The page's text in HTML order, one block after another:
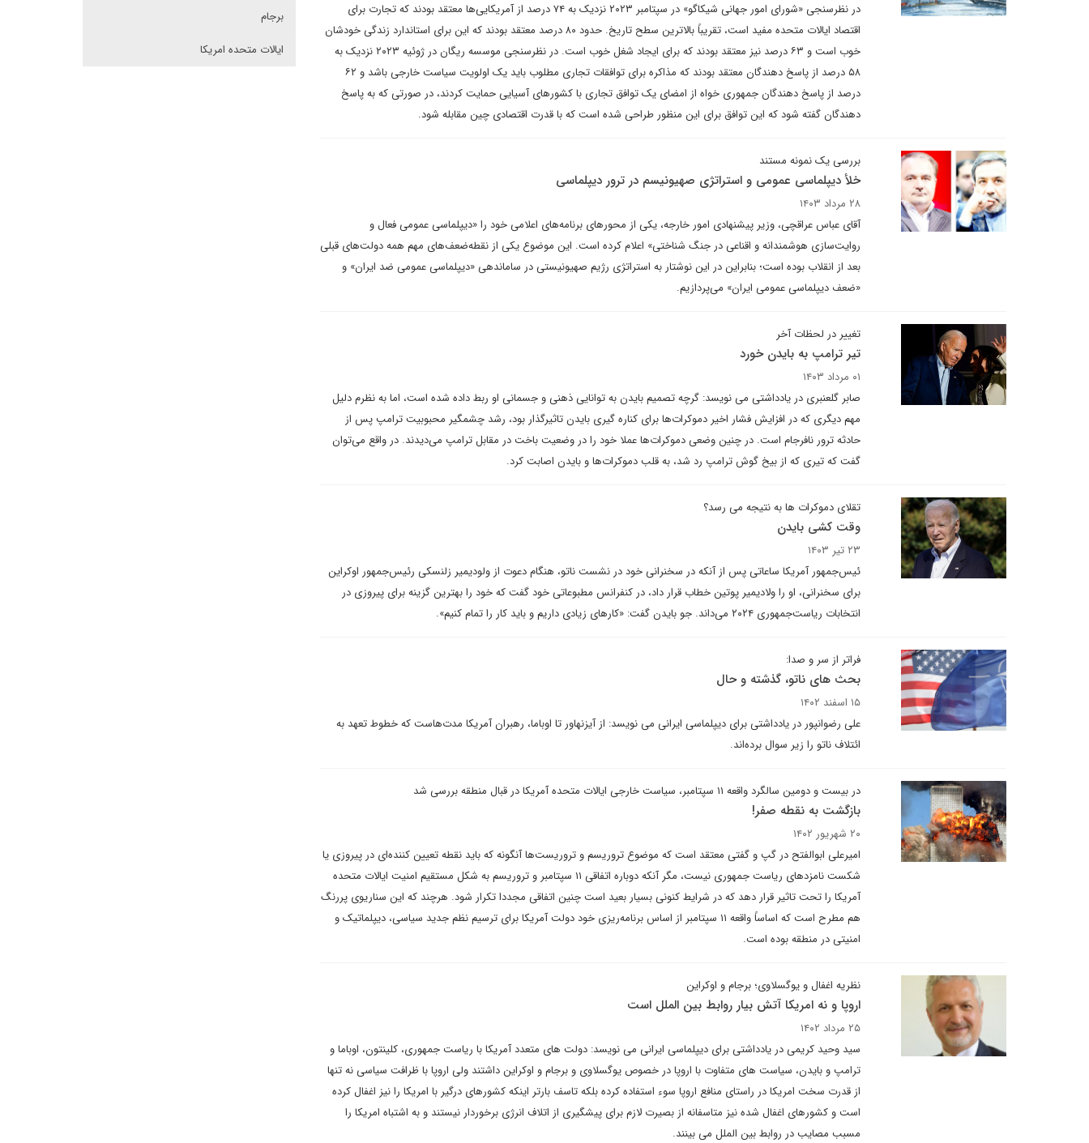
در نظرسنجی «شورای امور جهانی شیکاگو» در سپتامبر ۲۰۲۳ نزدیک به ۷۴ درصد از آمریکایی‌ها معتقد بودند که تجارت برای
اقتصاد ایالات متحده مفید است، تقریباً بالاترین سطح تاریخ. حدود ۸۰ درصد معتقد بودند که این برای استاندارد زندگی خودشان
خوب است و ۶۳ درصد نیز معتقد بودند که برای ایجاد شغل خوب است. در نظرسنجی موسسه ریگان در ژوئیه ۲۰۲۳ نزدیک به
۵۸ درصد از پاسخ دهندگان معتقد بودند که مذاکره برای توافقات تجاری مطلوب باید یک اولویت سیاست خارجی باشد و ۶۲
درصد از پاسخ دهندگان جمهوری خواه از امضای یک توافق تجاری با کشورهای آسیایی حمایت کردند، در صورتی که به پاسخ
دهندگان گفته شود که این توافق برای این منظور طراحی شده است که با قدرت اقتصادی چین مقابله شود.
بررسی یک نمونه مستند
خلأ دیپلماسی عمومی و استراتژی صهیونیسم در ترور دیپلماسی
۲۸ مرداد ۱۴۰۳
آقای عباس عراقچی، وزیر پیشنهادی امور خارجه، یکی از محورهای برنامه‌های اعلامی خود را «دیپلماسی عمومی فعال و
روایت‌سازی هوشمندانه و اقناعی در جنگ شناختی» اعلام کرده است. این موضوع یکی از نقطه‌ضعف‌های مهم همه دولت‌های قبلی
بعد از انقلاب بوده است؛ بنابراین در این نوشتار به استراتژی رژیم صهیونیستی در ساماندهی «دیپلماسی عمومی ضد ایران» و
«ضعف دیپلماسی عمومی ایران» می‌پردازیم.
تغییر در لحظات آخر
تیر ترامپ به بایدن خورد
۰۱ مرداد ۱۴۰۳
صابر گلعنبری در یادداشتی می نویسد: گرچه تصمیم بایدن به توانایی ذهنی و جسمانی او ربط داده شده است، اما به نظرم دلیل
مهم دیگری که در افزایش فشار اخیر دموکرات‌ها برای کناره گیری بایدن تاثیرگذار بود، رشد چشمگیر محبوبیت ترامپ پس از
حادثه ترور نافرجام است. در چنین وضعی دموکرات‌ها عملا خود را در وضعیت باخت در مقابل ترامپ می‌دیدند. در واقع می‌توان
گفت که تیری که از بیخ گوش ترامپ رد شد، به قلب دموکرات‌ها و بایدن اصابت کرد.
تقلای دموکرات ها به نتیجه می رسد؟
وقت کشی بایدن
۲۳ تیر ۱۴۰۳
ئیس‌جمهور آمریکا ساعاتی پس از آنکه در سخنرانی خود در نشست ناتو، هنگام دعوت از ولودیمیر زلنسکی رئیس‌جمهور اوکراین
برای سخنرانی، او را ولادیمیر پوتین خطاب قرار داد، در کنفرانس مطبوعاتی خود گفت که خود را بهترین گزینه برای پیروزی در
انتخابات ریاست‌جمهوری ۲۰۲۴ می‌داند. جو بایدن گفت: «کارهای زیادی داریم و باید کار را تمام کنیم».
فراتر از سر و صدا:
بحث های ناتو، گذشته و حال
۱۵ اسفند ۱۴۰۲
علی رضوانپور در یادداشتی برای دیپلماسی ایرانی می نویسد: از آیزنهاور تا اوباما، رهبران آمریکا مدت‌هاست که خطوط تعهد به
ائتلاف ناتو را زیر سوال برده‌اند.
در بیست و دومین سالگرد واقعه ۱۱ سپتامبر، سیاست خارجی ایالات متحده آمریکا در قبال منطقه بررسی شد
بازگشت به نقطه صفر!
۲۰ شهریور ۱۴۰۲
امیرعلی ابوالفتح در گپ و گفتی معتقد است که موضوع تروریسم و تروریست‌ها آنگونه که باید نقطه تعیین کننده‌ای در پیروزی یا
شکست نامزدهای ریاست جمهوری نیست، مگر آنکه دوباره اتفاقی ۱۱ سپتامبر و تروریسم به شکل مستقیم امنیت ایالات متحده
آمریکا را تحت تاثیر قرار دهد که در شرایط کنونی بسیار بعید است چنین اتفاقی مجددا تکرار شود. هرچند که این سناریوی پررنگ
هم مطرح است که اساساً واقعه ۱۱ سپتامبر از اساس برنامه‌ریزی خود دولت آمریکا برای ترسیم نظم جدید سیاسی، دیپلماتیک و
امنیتی در منطقه بوده است.
نظریه اغفال و یوگسلاوی؛ برجام و اوکراین
اروپا و نه امریکا آتش بیار روابط بین الملل است
۲۵ مرداد ۱۴۰۲
سید وحید کریمی در یادداشتی برای دیپلماسی ایرانی می نویسد: دولت های متعدد آمریکا با ریاست جمهوری، کلینتون، اوباما و
ترامپ و بایدن، سیاست های متفاوت با اروپا در خصوص یوگسلاوی و برجام و اوکراین داشتند ولی اروپا با ظرافت سیاسی نه تنها
از قدرت سخت امریکا در راستای منافع اروپا سوء استفاده کرده بلکه تاسف بارتر اینکه کشورهای درگیر با امریکا را نیز اغفال کرده
است و کشورهای اغفال شده نیز متاسفانه از بصیرت لازم برای پیشگیری از اتلاف انرژی برخوردار نیستند و به اشتباه امریکا را
مسبب مصایب در روابط بین الملل می بینند.
برجام
ایالات متحده امریکا